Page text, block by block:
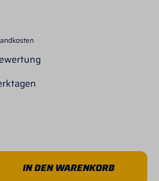
4 von 5 Sternen
Gib den gewünschten
IN DEN WARENKORB